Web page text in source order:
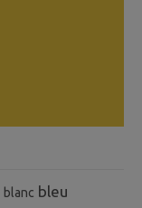
blanc bleu